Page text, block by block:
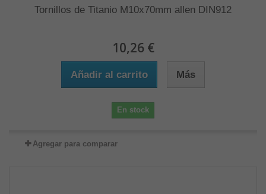
Tornillos de Titanio M10x70mm allen DIN912
10,26 €
Añadir al carrito Más
En stock
Agregar para comparar